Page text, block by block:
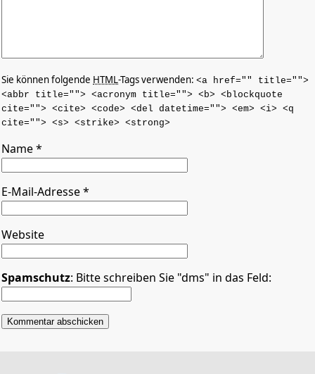
Sie können folgende HTML-Tags verwenden: <a href="" title="">
<abbr title=""> <acronym title=""> <b> <blockquote
cite=""> <cite> <code> <del datetime=""> <em> <i> <q
cite=""> <s> <strike> <strong>
Name*
E-Mail-Adresse*
Website
Spamschutz: Bitte schreiben Sie "dms" in das Feld: